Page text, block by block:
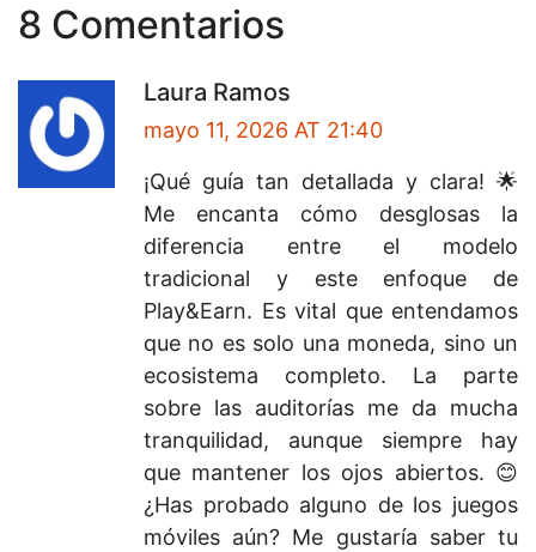
8 Comentarios
Laura Ramos
mayo 11, 2026 AT 21:40
¡Qué guía tan detallada y clara! 🌟
Me encanta cómo desglosas la
diferencia entre el modelo
tradicional y este enfoque de
Play&Earn. Es vital que entendamos
que no es solo una moneda, sino un
ecosistema completo. La parte
sobre las auditorías me da mucha
tranquilidad, aunque siempre hay
que mantener los ojos abiertos. 😊
¿Has probado alguno de los juegos
móviles aún? Me gustaría saber tu